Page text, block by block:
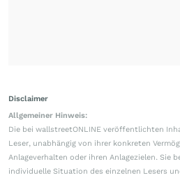
Disclaimer
Allgemeiner Hinweis:
Die bei wallstreetONLINE veröffentlichten
Leser, unabhängig von ihrer konkreten
Anlageverhalten oder ihren Anlagezielen. Sie
individuelle Situation des einzelnen Lesers